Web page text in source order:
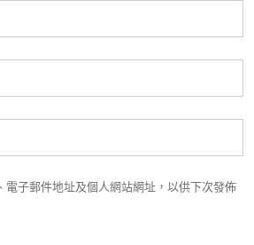
電子郵件地址及個人網站網址，以供下次發佈